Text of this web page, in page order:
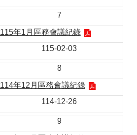
7
115年1月區務會議紀錄
115-02-03
8
114年12月區務會議紀錄
114-12-26
9